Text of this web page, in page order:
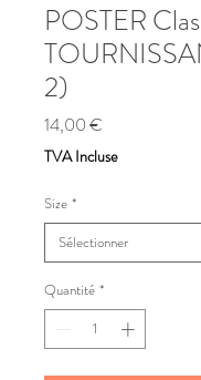
POSTER
2)
14,00 €
TVA Incluse
Size *
Quantité *